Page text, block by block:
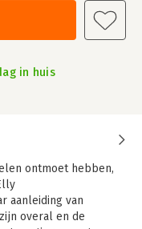
in huis
ontmoet hebben,
aanleiding van
overal en de